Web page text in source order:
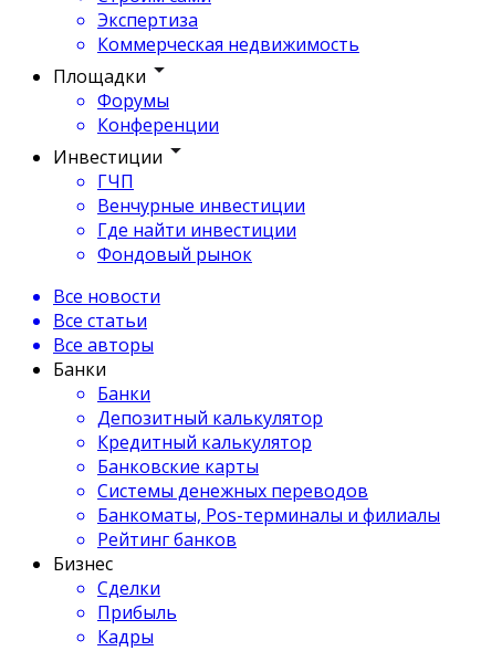
Экспертиза
Коммерческая недвижимость
Площадки
Форумы
Конференции
Инвестиции
ГЧП
Венчурные инвестиции
Где найти инвестиции
Фондовый рынок
Все новости
Все статьи
Все авторы
Банки
Банки
Депозитный калькулятор
Кредитный калькулятор
Банковские карты
Системы денежных переводов
Банкоматы, Pos-терминалы и филиалы
Рейтинг банков
Бизнес
Сделки
Прибыль
Кадры